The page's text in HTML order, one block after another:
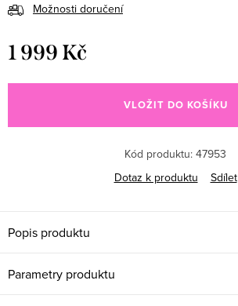
Možnosti doručení
1 999 Kč
VLOŽIT DO KOŠÍKU
Kód produktu: 47953
Dotaz k produktu
Sdílet
Popis produktu
Parametry produktu